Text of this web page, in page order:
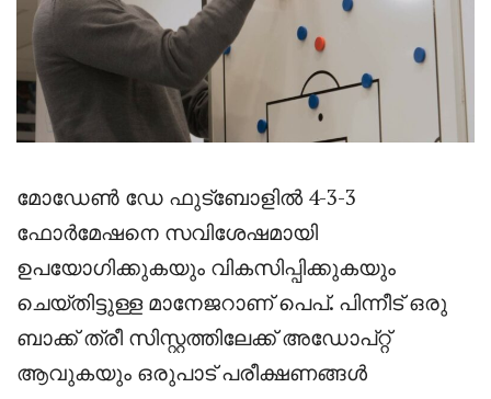
മോഡേൺ ഡേ ഫുട്‌ബോളിൽ 4-3-3
ഫോർമേഷനെ സവിശേഷമായി
ഉപയോഗിക്കുകയും വികസിപ്പിക്കുകയും
ചെയ്തിട്ടുള്ള മാനേജറാണ് പെപ്. പിന്നീട് ഒരു
ബാക്ക് ത്രീ സിസ്റ്റത്തിലേക്ക് അഡോപ്റ്റ്
ആവുകയും ഒരുപാട് പരീക്ഷണങ്ങൾ